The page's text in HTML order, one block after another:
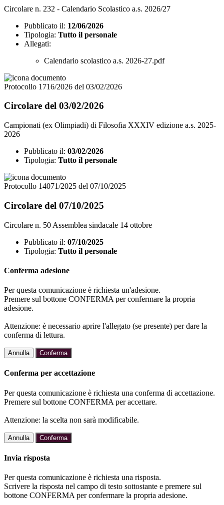
Circolare n. 232 - Calendario Scolastico a.s. 2026/27
Pubblicato il: 12/06/2026
Tipologia: Tutto il personale
Allegati:
Calendario scolastico a.s. 2026-27.pdf
Protocollo 1716/2026 del 03/02/2026
Circolare del 03/02/2026
Campionati (ex Olimpiadi) di Filosofia XXXIV edizione a.s. 2025-
2026
Pubblicato il: 03/02/2026
Tipologia: Tutto il personale
Protocollo 14071/2025 del 07/10/2025
Circolare del 07/10/2025
Circolare n. 50 Assemblea sindacale 14 ottobre
Pubblicato il: 07/10/2025
Tipologia: Tutto il personale
Conferma adesione
Per questa comunicazione è richiesta un'adesione.
Premere sul bottone CONFERMA per confermare la propria
adesione.
Attenzione: è necessario aprire l'allegato (se presente) per dare la
conferma di lettura.
Annulla Conferma
Conferma per accettazione
Per questa comunicazione è richiesta una conferma di accettazione.
Premere sul bottone CONFERMA per accettare.
Attenzione: la scelta non sarà modificabile.
Annulla Conferma
Invia risposta
Per questa comunicazione è richiesta una risposta.
Scrivere la risposta nel campo di testo sottostante e premere sul
bottone CONFERMA per confermare la propria adesione.